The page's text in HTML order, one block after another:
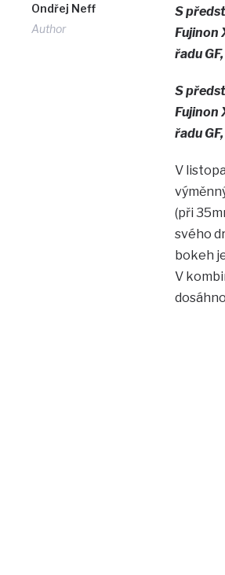
Ondřej Neff
Author
S
Fujinon
řadu
S
Fujinon
řadu
V
(při
svého
bokeh
V